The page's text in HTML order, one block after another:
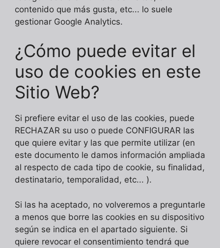
contenido que más gusta, etc... lo suele
gestionar Google Analytics.
¿Cómo puede evitar el
uso de cookies en este
Sitio Web?
Si prefiere evitar el uso de las cookies, puede
RECHAZAR su uso o puede CONFIGURAR las
que quiere evitar y las que permite utilizar (en
este documento le damos información ampliada
al respecto de cada tipo de cookie, su finalidad,
destinatario, temporalidad, etc... ).
Si las ha aceptado, no volveremos a preguntarle
a menos que borre las cookies en su dispositivo
según se indica en el apartado siguiente. Si
quiere revocar el consentimiento tendrá que